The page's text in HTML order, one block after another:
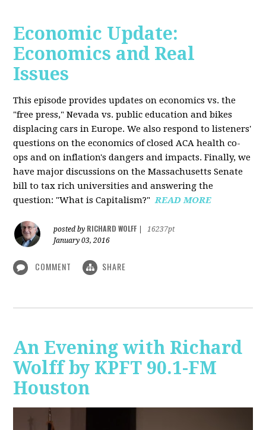
Economic Update:
Economics and Real
Issues
This episode provides updates on economics vs. the
"free press," Nevada vs. public education and bikes
displacing cars in Europe. We also respond to listeners'
questions on the economics of closed ACA health co-
ops and on inflation's dangers and impacts. Finally, we
have major discussions on the Massachusetts Senate
bill to tax rich universities and answering the
question: "What is Capitalism?"READ MORE
posted by RICHARD WOLFF
16237pt
January 03, 2016
COMMENT SHARE
An Evening with Richard
Wolff by KPFT 90.1-FM
Houston